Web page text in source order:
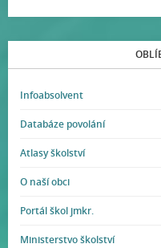
Infoabsolvent
Databáze povolání
Atlasy školství
O naší obci
Portál škol jmkr.
Ministerstvo školství